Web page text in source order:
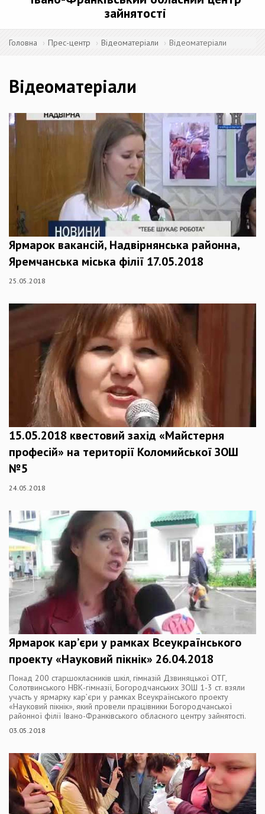
зайнятості
Головна Прес-центр Відеоматеріали Відеоматеріали
Відеоматеріали
Ярмарок вакансій, Надвірнянська районна,
Яремчанська міська філії 17.05.2018
25.05.2018
15.05.2018 квестовий захід «Майстерня
професій» на території Коломийської ЗОШ
№5
24.05.2018
Ярмарок кар’єри у рамках Всеукраїнського
проекту «Науковий пікнік» 26.04.2018
Понад 200 старшокласників шкіл, гімназій Дзвиняцької ОТГ,
Солотвинського НВК-гімназії, Богородчанських ЗОШ 1-3 ст. взяли
участь у ярмарку кар’єри у рамках Всеукраїнського проекту
«Науковий пікнік», який провели працівники Богородчанської
районної філії Івано-Франківського обласного центру зайнятості.
03.05.2018